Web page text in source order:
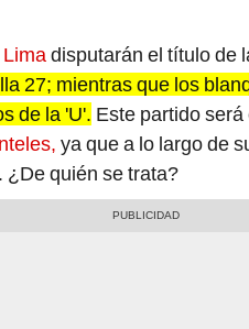
disputarán el título de
27; mientras que los
de la 'U'. Este partido
ya que a lo largo de
¿De quién se trata?